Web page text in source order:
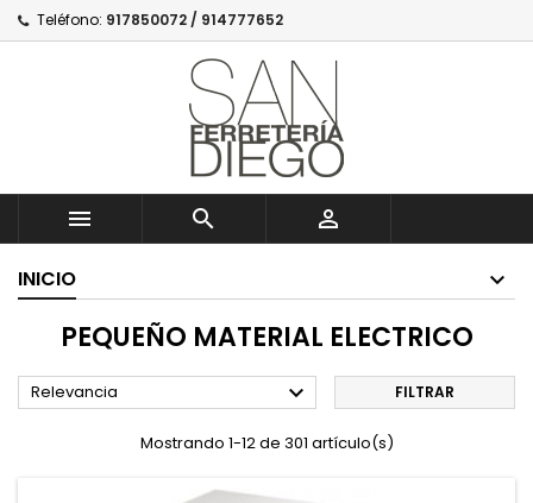
Teléfono: 917850072 / 914777652
  
INICIO
PEQUEÑO MATERIAL ELECTRICO
Relevancia  FILTRAR
Mostrando 1-12 de 301 artículo(s)